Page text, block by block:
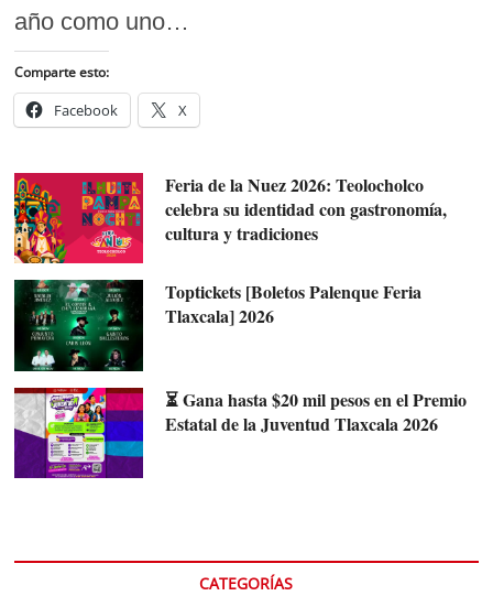
año como uno…
Comparte esto:
Facebook X
Feria de la Nuez 2026: Teolocholco
celebra su identidad con gastronomía,
cultura y tradiciones
Toptickets [Boletos Palenque Feria
Tlaxcala] 2026
⏳ Gana hasta $20 mil pesos en el Premio
Estatal de la Juventud Tlaxcala 2026
CATEGORÍAS